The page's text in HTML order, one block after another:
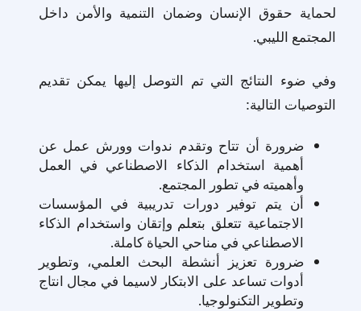
لحماية حقوق الإنسان وضمان التنمية والأمن داخل
المجتمع الليبي.
وفي ضوء النتائج التي تم التوصل إليها يمكن تقديم
التوصيات التالية:
ضرورة أن تتاح وتقدم ندوات وورش عمل عن
أهمية استخدام الذكاء الاصطناعي في العمل
وأهميته في تطور المجتمع.
أن يتم توفير دورات تدريبية في المؤسسات
الاجتماعية تتعلق بتعلم وإتقان واستخدام الذكاء
الاصطناعي في مناحي الحياة كاملة.
ضرورة تعزيز أنشطة البحث العلمي، وتطوير
أدوات تساعد على الابتكار لاسيما في مجال انتاج
وتطوير التكنولوجيا.